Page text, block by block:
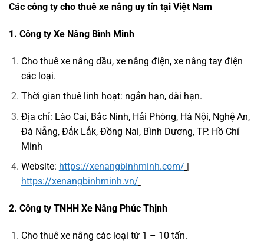
Các công ty cho thuê xe nâng uy tín tại Việt Nam
1. Công ty Xe Nâng Bình Minh
Cho thuê xe nâng dầu, xe nâng điện, xe nâng tay điện
các loại.
Thời gian thuê linh hoạt: ngắn hạn, dài hạn.
Địa chỉ: Lào Cai, Bắc Ninh, Hải Phòng, Hà Nội, Nghệ An,
Đà Nẵng, Đắk Lắk, Đồng Nai, Bình Dương, TP. Hồ Chí
Minh
Website: https://xenangbinhminh.com/
https://xenangbinhminh.vn/
2. Công ty TNHH Xe Nâng Phúc Thịnh
Cho thuê xe nâng các loại từ 1 – 10 tấn.